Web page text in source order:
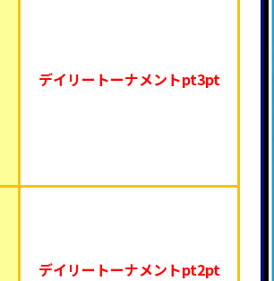
デイリートーナメントpt3pt
デイリートーナメントpt2pt